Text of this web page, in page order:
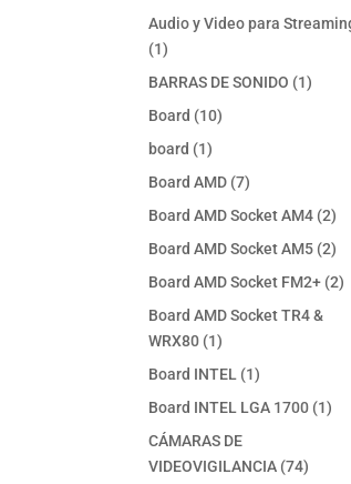
productos
Audio y Video para
11
producto
BARRAS DE SONIDO 11
Board 1010
board 11
producto
Board AMD 77
productos
Board AMD Socket AM4 22
Board AMD Socket AM5 22
Board AMD Socket FM2+ 22
Board AMD Socket TR4 &
WRX80 11
producto
Board INTEL 11
producto
Board INTEL LGA 1700 11
CÁMARAS DE
VIDEOVIGILANCIA 7474